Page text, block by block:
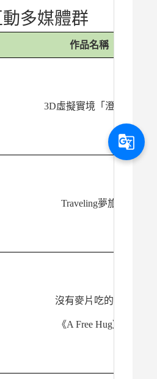
多媒體群
作品名稱
3D虛擬實境「澄鏡」
Traveling夢旅
沒有麥片吃的家
《A Free Hug》
g_translate